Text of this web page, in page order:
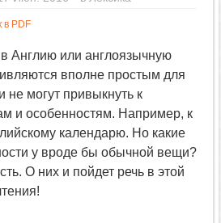
в PDF
Англию или англоязычную
вполне простым для
могут привыкнуть к
и особенностям. Например, к
календарю. Но какие
у вроде бы обычной вещи?
О них и пойдет речь в этой